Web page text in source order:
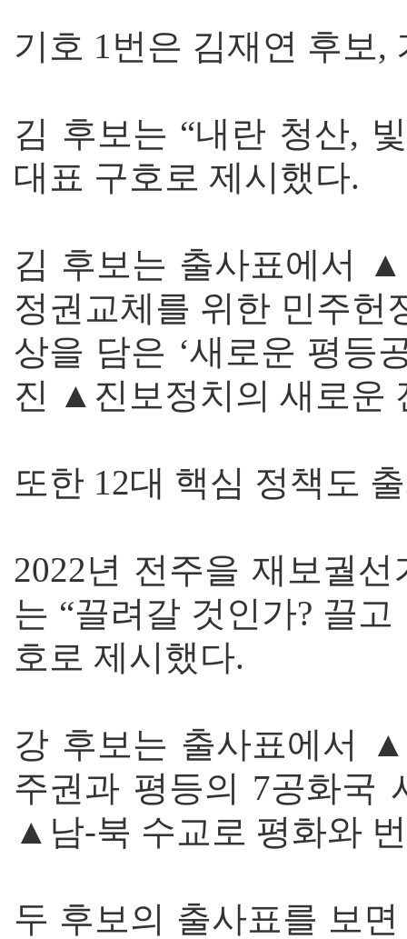
기호 1번은 김재연 후보,
김 후보는 “내란 청산,
대표 구호로 제시했다.
김 후보는 출사표에서
정권교체를 위한 민주
상을 담은 ‘새로운 평등
진 ▲진보정치의 새로운
또한 12대 핵심 정책도
2022년 전주을 재보궐
는 “끌려갈 것인가? 끌
호로 제시했다.
강 후보는 출사표에서
주권과 평등의 7공화국
▲남-북 수교로 평화와
두 후보의 출사표를 보